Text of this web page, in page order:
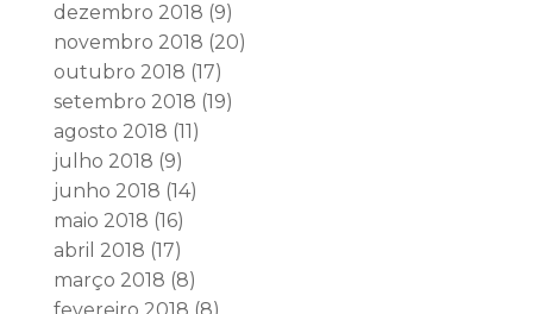
dezembro 2018 (9)
novembro 2018 (20)
outubro 2018 (17)
setembro 2018 (19)
agosto 2018 (11)
julho 2018 (9)
junho 2018 (14)
maio 2018 (16)
abril 2018 (17)
março 2018 (8)